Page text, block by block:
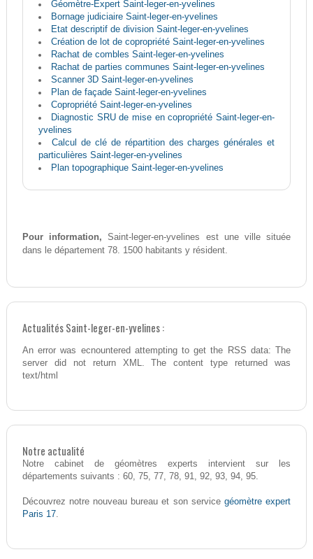
Géomètre-Expert Saint-leger-en-yvelines
Bornage judiciaire Saint-leger-en-yvelines
Etat descriptif de division Saint-leger-en-yvelines
Création de lot de copropriété Saint-leger-en-yvelines
Rachat de combles Saint-leger-en-yvelines
Rachat de parties communes Saint-leger-en-yvelines
Scanner 3D Saint-leger-en-yvelines
Plan de façade Saint-leger-en-yvelines
Copropriété Saint-leger-en-yvelines
Diagnostic SRU de mise en copropriété Saint-leger-en-
yvelines
Calcul de clé de répartition des charges générales et
particulières Saint-leger-en-yvelines
Plan topographique Saint-leger-en-yvelines
Pour information, Saint-leger-en-yvelines est une ville située
dans le département 78. 1500 habitants y résident.
Actualités Saint-leger-en-yvelines :
An error was ecnountered attempting to get the RSS data: The
server did not return XML. The content type returned was
text/html
Notre actualité
Notre cabinet de géomètres experts intervient sur les
départements suivants : 60, 75, 77, 78, 91, 92, 93, 94, 95.
Découvrez notre nouveau bureau et son service géomètre expert
Paris 17.